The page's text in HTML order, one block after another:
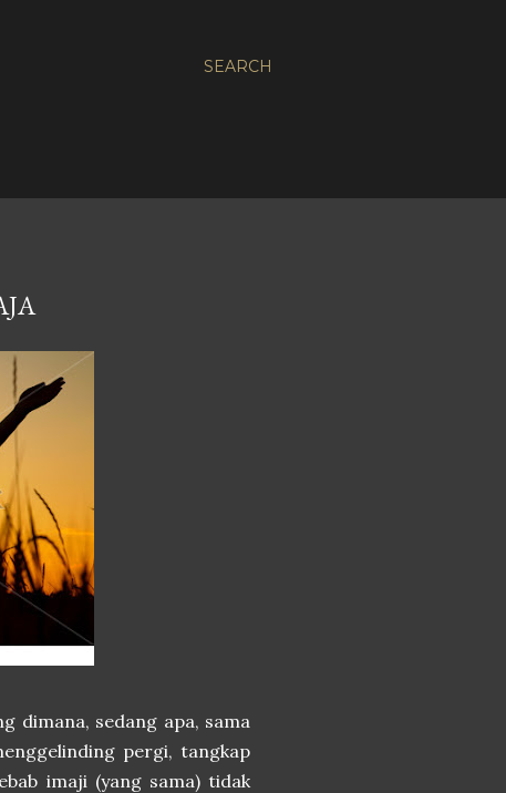
SEARCH
dimana, sedang apa, sama
pergi, tangkap
imaji (yang sama) tidak